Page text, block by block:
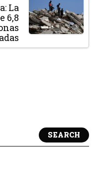
La
6,8
SEARCH